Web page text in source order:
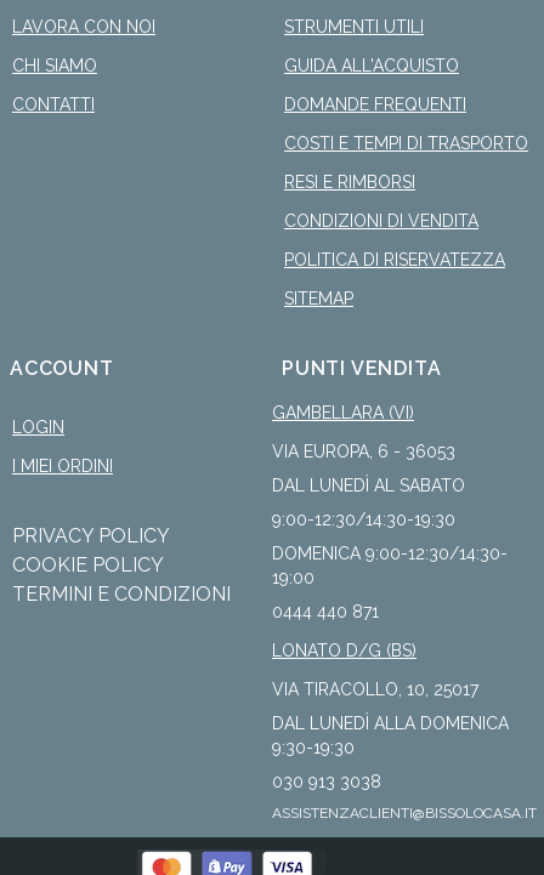
LAVORA CON NOI
CHI SIAMO
CONTATTI
STRUMENTI UTILI
GUIDA ALL'ACQUISTO
DOMANDE FREQUENTI
COSTI E TEMPI DI TRASPORTO
RESI E RIMBORSI
CONDIZIONI DI VENDITA
POLITICA DI RISERVATEZZA
SITEMAP
ACCOUNT
LOGIN
I MIEI ORDINI
PRIVACY POLICY
COOKIE POLICY
TERMINI E CONDIZIONI
PUNTI VENDITA
GAMBELLARA (VI)
VIA EUROPA, 6 - 36053
DAL LUNEDÌ AL SABATO
9:00-12:30/14:30-19:30
DOMENICA 9:00-12:30/14:30-
19:00
0444 440 871
LONATO D/G (BS)
VIA TIRACOLLO, 10, 25017
DAL LUNEDÌ ALLA DOMENICA
9:30-19:30
030 913 3038
ASSISTENZACLIENTI@BISSOLOCASA.IT